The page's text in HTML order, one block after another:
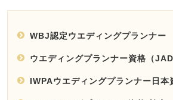
WBJ認定ウエディングプランナー
ウエディングプランナー資格（
IWPAウエディングプランナー日本